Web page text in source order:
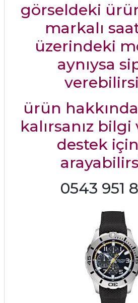
görseldeki
markalı
üzerindeki
aynıysa
ürün
kalırsanız
destek
0543 951